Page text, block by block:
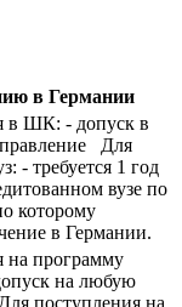
в Германии
в ШК: - допуск в
Для
- требуется 1 год
вузе по
которому
в Германии.
на программу
на любую
поступления на